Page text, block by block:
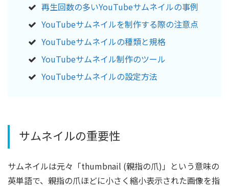
再生回数の多いYouTubeサムネイルの事例
YouTubeサムネイルを制作する際の注意点
YouTubeサムネイルの種類と規格
YouTubeサムネイル制作のツール
YouTubeサムネイルの設定方法
サムネイルの重要性
サムネイルは元々「thumbnail (親指の爪)」という意味の
英単語で、親指の爪ほどに小さく縮小表示された画像を指